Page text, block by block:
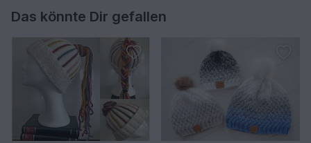
Das könnte Dir gefallen